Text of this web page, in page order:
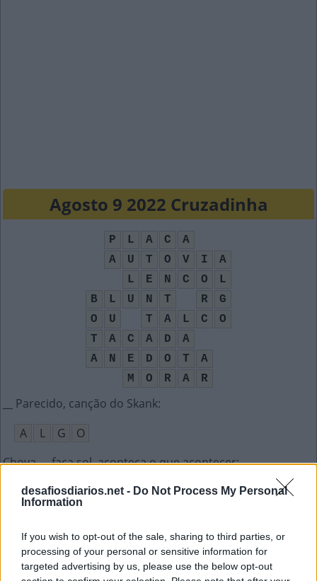
desafiosdiarios.net - Do Not Process My Personal
Information
If you wish to opt-out of the sale, sharing to third parties, or
processing of your personal or sensitive information for
targeted advertising by us, please use the below opt-out
Agosto 9 2022 Cruzadinha
P L A C
A
A
U T O V I
A
L
E N C O
L
B
L U N T R
G
O
U T A L C
O
T
A C A D
A
A
N E D O T
A
M
O R A R
__ Parecido, canção do Skank:
A
L G
O
Chova __ faça sol, aconteça o que acontecer:
O
U
T
A C A D
A